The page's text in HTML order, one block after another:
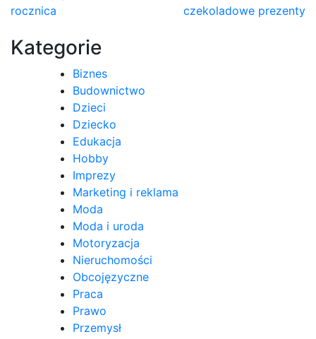
wpisu
rocznica
czekoladowe prezenty
Kategorie
Biznes
Budownictwo
Dzieci
Dziecko
Edukacja
Hobby
Imprezy
Marketing i reklama
Moda
Moda i uroda
Motoryzacja
Nieruchomości
Obcojęzyczne
Praca
Prawo
Przemysł